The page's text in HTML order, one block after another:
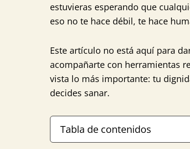
estuvieras esperando que
eso no te hace débil, te hace
Este artículo no está aquí para
acompañarte con herramientas
vista lo más importante: tu
decides sanar.
Tabla de contenidos